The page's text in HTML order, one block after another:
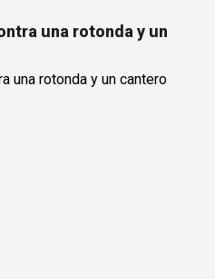
una rotonda y un